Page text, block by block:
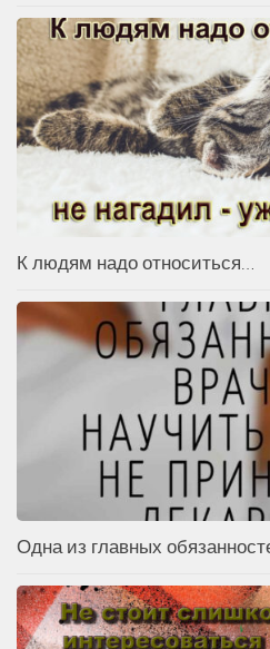
К людям надо относиться…
Одна из главных